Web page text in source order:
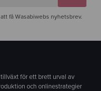
få Wasabiwebs nyhetsbrev.
för ett brett urval av
och onlinestrategier